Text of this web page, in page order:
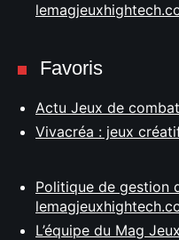
Favoris
Actu Jeux de
Vivacréa : jeux
Politique de gestion
L’équipe du Mag